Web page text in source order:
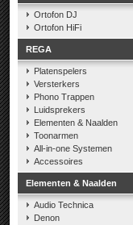
Ortofon DJ
Ortofon HiFi
REGA
Platenspelers
Versterkers
Phono Trappen
Luidsprekers
Elementen & Naalden
Toonarmen
All-in-one Systemen
Accessoires
Elementen & Naalden
Audio Technica
Denon